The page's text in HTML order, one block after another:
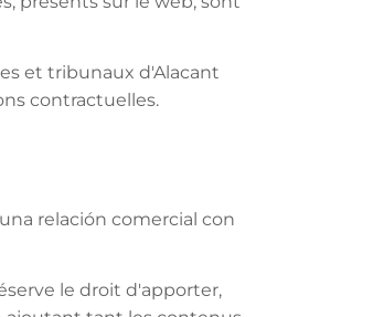
et tribunaux d'Alacant
contractuelles.
relación comercial con
le droit d'apporter,